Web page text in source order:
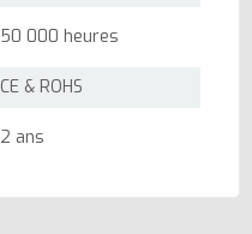
50 000 heures
CE & ROHS
2 ans